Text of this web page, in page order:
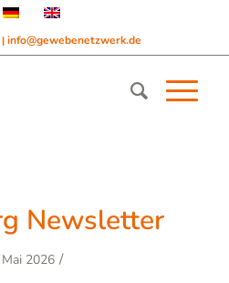
| info@gewebenetzwerk.de
Newsletter
2026 /